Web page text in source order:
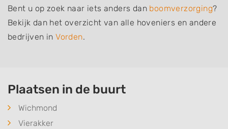
Bent u op zoek naar iets anders dan boomverzorging?
Bekijk dan het overzicht van alle hoveniers en andere
bedrijven inVorden.
Plaatsen in de buurt
Wichmond
Vierakker